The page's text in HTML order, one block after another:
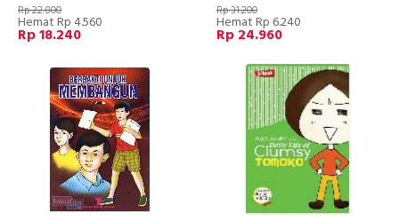
Rp 22.800
Hemat Rp 4.560
Rp 18.240
Rp 31.200
Hemat Rp 6.240
Rp 24.960